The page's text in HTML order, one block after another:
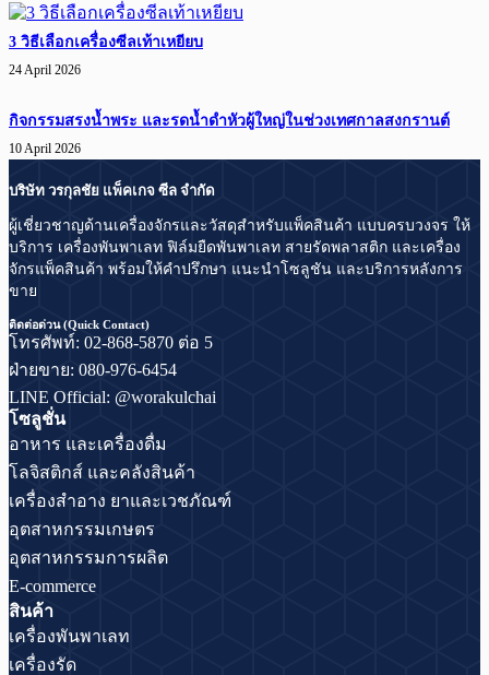
3 วิธีเลือกเครื่องซีลเท้าเหยียบ
24 April 2026
กิจกรรมสรงน้ำพระ และรดน้ำดำหัวผู้ใหญ่ในช่วงเทศกาลสงกรานต์
10 April 2026
บริษัท วรกุลชัย แพ็คเกจ ซีล จำกัด
ผู้เชี่ยวชาญด้านเครื่องจักรและวัสดุสำหรับแพ็คสินค้า แบบครบวงจร ให้
บริการ เครื่องพันพาเลท ฟิล์มยืดพันพาเลท สายรัดพลาสติก และเครื่อง
จักรแพ็คสินค้า พร้อมให้คำปรึกษา แนะนำโซลูชัน และบริการหลังการ
ขาย
ติดต่อด่วน (Quick Contact)
โทรศัพท์: 02-868-5870 ต่อ 5
ฝ่ายขาย: 080-976-6454
LINE Official: @worakulchai
โซลูชั่น
อาหาร และเครื่องดื่ม
โลจิสติกส์ และคลังสินค้า
เครื่องสำอาง ยาและเวชภัณฑ์
อุตสาหกรรมเกษตร
อุตสาหกรรมการผลิต
E-commerce
สินค้า
เครื่องพันพาเลท
เครื่องรัด